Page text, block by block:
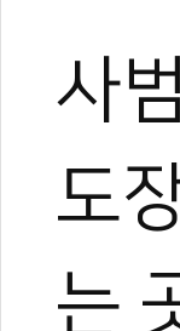
사
도
는